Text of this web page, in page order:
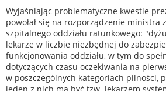
Wyjaśniając problematyczne kwestie
powołał się na rozporządzenie ministra
szpitalnego oddziału ratunkowego:
lekarze w liczbie niezbędnej do
funkcjonowania oddziału, w tym do
dotyczących czasu oczekiwania na
w poszczególnych kategoriach pilności,
jeden z nich ma być tzw. lekarzem